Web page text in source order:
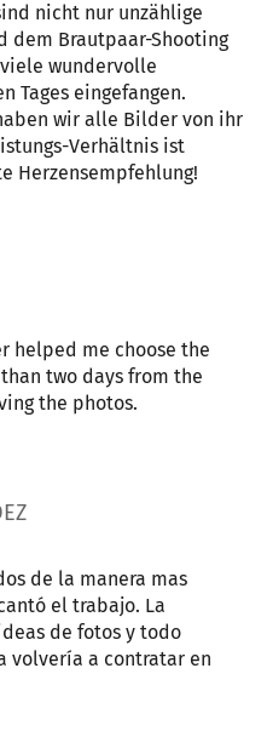
nicht nur unzählige
dem Brautpaar-Shooting
wundervolle
Tages eingefangen.
wir alle Bilder von ihr
Verhältnis ist
Herzensempfehlung!
helped me choose the
two days from the
the photos.
de la manera mas
el trabajo. La
de fotos y todo
volvería a contratar en